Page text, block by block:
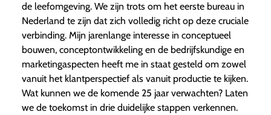
de leefomgeving. We zijn trots om het eerste bureau in
Nederland te zijn dat zich volledig richt op deze cruciale
verbinding. Mijn jarenlange interesse in conceptueel
bouwen, conceptontwikkeling en de bedrijfskundige en
marketingaspecten heeft me in staat gesteld om zowel
vanuit het klantperspectief als vanuit productie te kijken.
Wat kunnen we de komende 25 jaar verwachten? Laten
we de toekomst in drie duidelijke stappen verkennen.